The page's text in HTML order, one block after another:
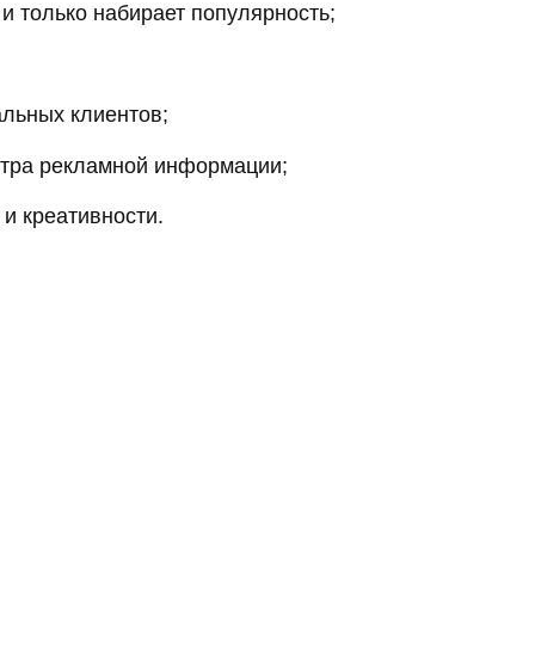
только набирает популярность;
клиентов;
рекламной информации;
креативности.